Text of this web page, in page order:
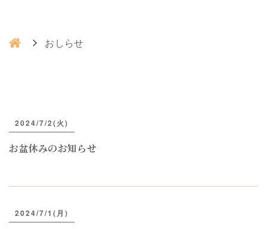
おしらせ
2024/7/2(火)
お盆休みのお知らせ
2024/7/1(月)